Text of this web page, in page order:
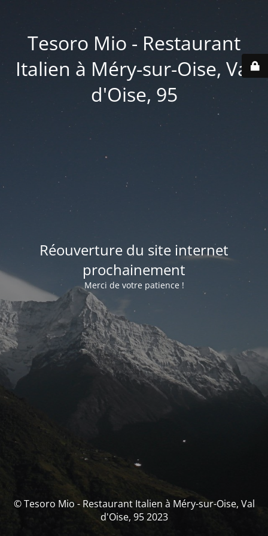
Tesoro Mio - Restaurant
Italien à Méry-sur-Oise, Val
d'Oise, 95
Réouverture du site internet
prochainement
Merci de votre patience !
© Tesoro Mio - Restaurant Italien à Méry-sur-Oise, Val
d'Oise, 95 2023